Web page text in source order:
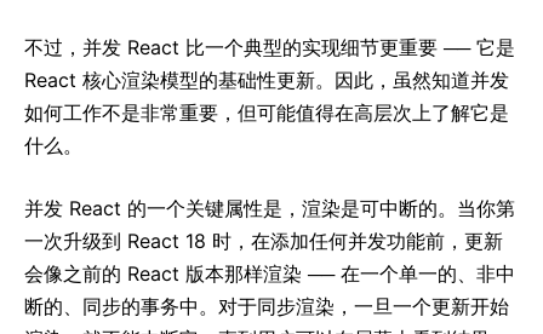
不过，并发 React 比一个典型的实现细节更重要 ── 它是
React 核心渲染模型的基础性更新。因此，虽然知道并发
如何工作不是非常重要，但可能值得在高层次上了解它是
什么。
并发 React 的一个关键属性是，渲染是可中断的。当你第
一次升级到 React 18 时，在添加任何并发功能前，更新
会像之前的 React 版本那样渲染 ── 在一个单一的、非中
断的、同步的事务中。对于同步渲染，一旦一个更新开始